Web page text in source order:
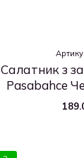
Салатник з
Pasabahce